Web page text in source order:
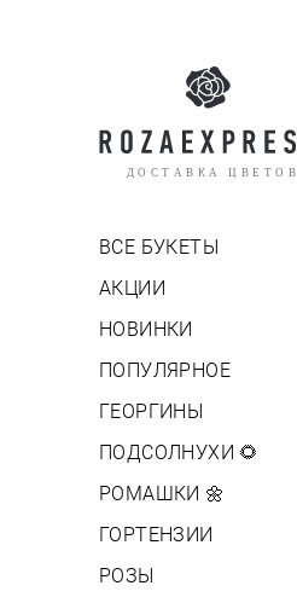
ДОСТАВКА ЦВЕТОВ
ВСЕ БУКЕТЫ
АКЦИИ
НОВИНКИ
ПОПУЛЯРНОЕ
ГЕОРГИНЫ
ПОДСОЛНУХИ 🌻
РОМАШКИ 🌼
ГОРТЕНЗИИ
РОЗЫ